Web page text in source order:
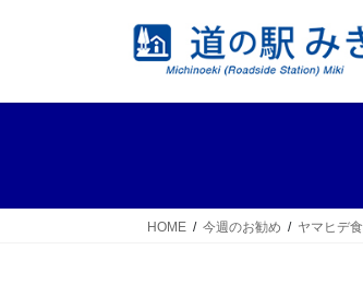
HOME 今週のお勧め ヤマヒデ